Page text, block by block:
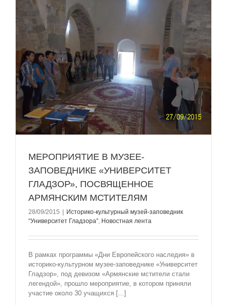
МЕРОПРИЯТИЕ В МУЗЕE-
ЗАПОВЕДНИКЕ «УНИВЕРСИТЕТ
ГЛАДЗОР», ПОСВЯЩЕННОЕ
АРМЯНСКИМ МСТИТЕЛЯМ
28/09/2015
Историко-культурный музей-заповедник
“Университет Гладзорa”, Новостная лента
В рамках программы «Дни Европейского наследия» в
историко-культурном музеe-заповеднике «Университет
Гладзор», под девизом «Армянские мстители стали
легендой», прошло мероприятие, в котором приняли
участие около 30 учащихся [...]